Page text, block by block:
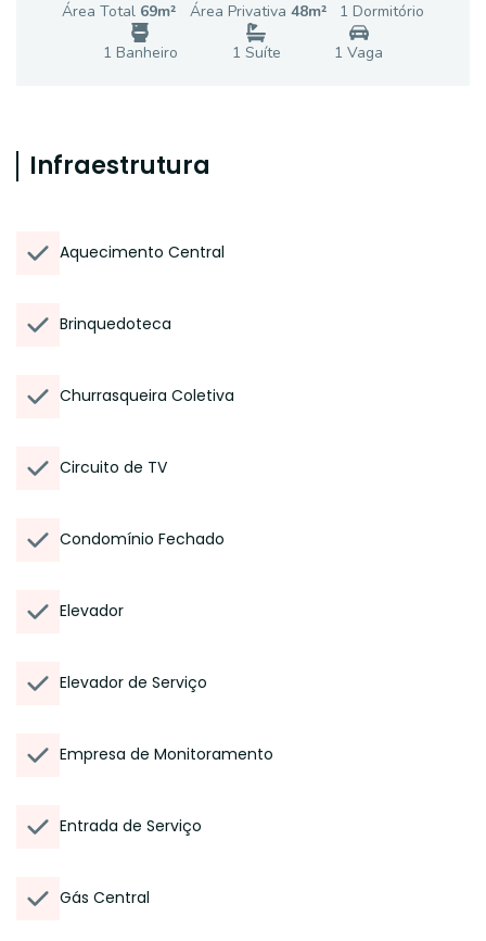
Área Total 69m² Área Privativa 48m² 1 Dormitório
1 Banheiro 1 Suíte 1 Vaga
Infraestrutura
Aquecimento Central
Brinquedoteca
Churrasqueira Coletiva
Circuito de TV
Condomínio Fechado
Elevador
Elevador de Serviço
Empresa de Monitoramento
Entrada de Serviço
Gás Central